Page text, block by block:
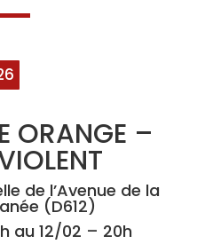
ORANGE –
de l’Avenue de la
(D612)
au 12/02 – 20h